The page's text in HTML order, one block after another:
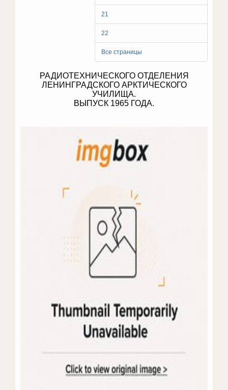
21
22
Все страницы
РАДИОТЕХНИЧЕСКОГО ОТДЕЛЕНИЯ
ЛЕНИНГРАДСКОГО АРКТИЧЕСКОГО
УЧИЛИЩА.
ВЫПУСК 1965 ГОДА.